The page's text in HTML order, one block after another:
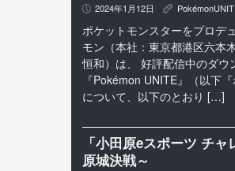
P 2024年1月12日 K
ポケットモンスターをプロデ
モン（本社：東京都港区六本
恒和）は、 好評配信中のダウ
『Pokémon UNITE』（以下
について、以下のとおり […]
「小田原eスポーツ チ
原城決戦～